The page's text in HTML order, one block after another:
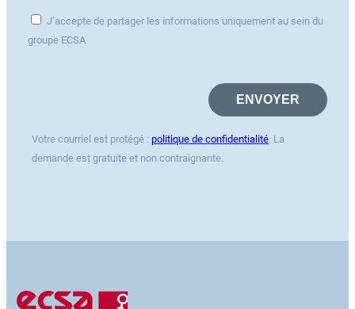
J’accepte de partager les informations uniquement au sein du
groupe ECSA
Votre courriel est protégé : politique de confidentialité. La
demande est gratuite et non contraignante.